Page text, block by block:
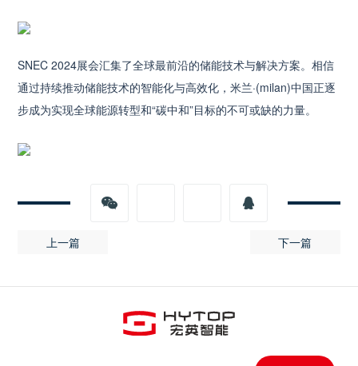
SNEC 2024展会汇集了全球最前沿的储能技术与解决方案。相信
通过持续推动储能技术的智能化与高效化，米兰·(milan)中国正逐
步成为实现全球能源转型和“碳中和”目标的不可或缺的力量。
上一篇 下一篇